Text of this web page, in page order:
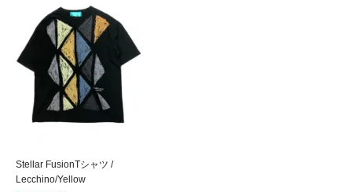
Stellar FusionTシャツ /
Lecchino/Yellow